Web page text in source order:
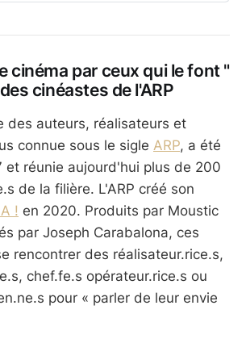
cinéma par ceux qui le font "
cinéastes de l'ARP
des auteurs, réalisateurs et
connue sous le sigle ARP, a été
et réunie aujourd'hui plus de 200
de la filière. L'ARP créé son
! en 2020. Produits par Moustic
par Joseph Carabalona, ces
rencontrer des réalisateur.rice.s,
chef.fe.s opérateur.rice.s ou
pour « parler de leur envie